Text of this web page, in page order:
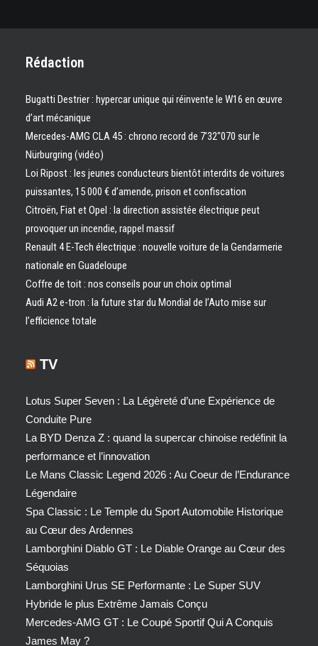
Rédaction
Bugatti Destrier : hypercar unique qui réinvente le W16 en œuvre
d’art mécanique
Mercedes-AMG CLA 45 : chrono record de 7’32″070 sur le
Nürburgring (vidéo)
Loi Ripost : les jeunes conducteurs bientôt interdits de voitures
puissantes, 15 000 € d’amende, prison et confiscation
Citroën, Fiat et Opel : la direction assistée électrique peut
provoquer un incendie, rappel massif
Renault 4 E-Tech électrique : nouvelle voiture de la Gendarmerie
nationale en Guadeloupe
Coffre de toit : nos conseils pour un choix optimal
Audi A2 e-tron : la future star du Mondial de l’Auto mise sur
l’efficience totale
TV
Lotus Super Seven : La Légèreté d’une Expérience de
Conduite Pure
La BYD Denza Z : quand la supercar chinoise redéfinit la
performance et l’innovation
Le Mans Classic Legend 2026 : Au Coeur de l’Endurance
Légendaire
Spa Classic : Le Temple du Sport Automobile Historique
au Cœur des Ardennes
Lamborghini Diablo GT : Le Diable Orange au Cœur des
Séquoias
Lamborghini Urus SE Performante : Le Super SUV
Hybride le plus Extrême Jamais Conçu
Mercedes-AMG GT : Le Coupé Sportif Qui A Conquis
James May ?